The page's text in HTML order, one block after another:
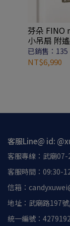
芬朵 FINO
小吊扇 附
已銷售：135
NT$6,990
客服Line@ id:
客服專線：武廟
客服時間：09:30-
信箱：
地址：武廟路197
統一編號：